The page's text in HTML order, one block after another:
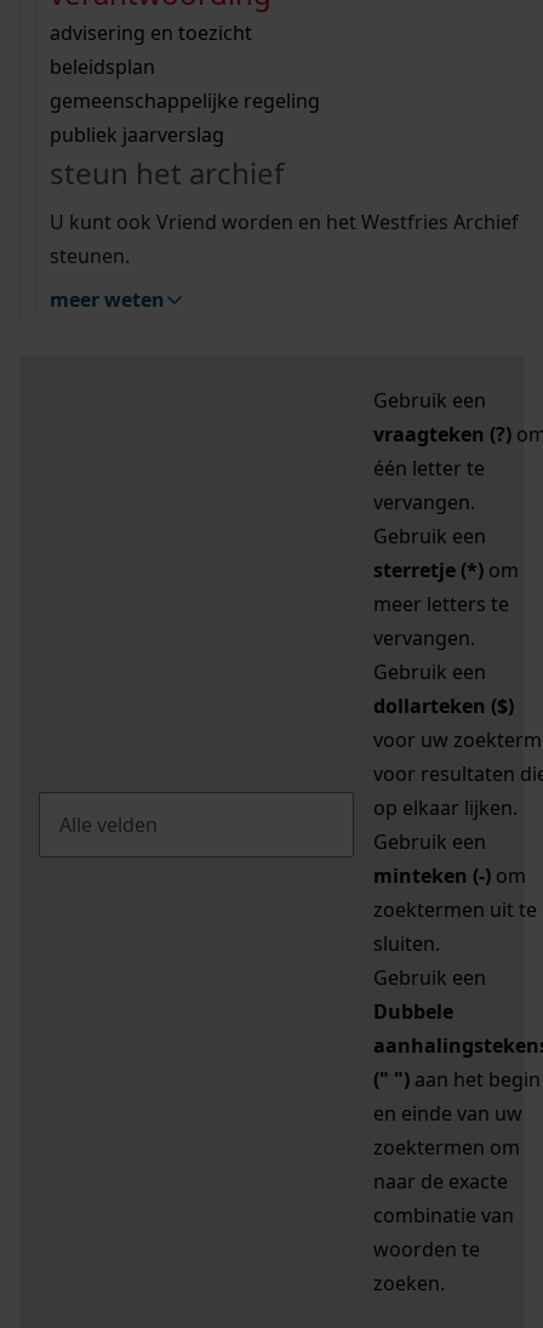
bouwvergunningen
omgevingsvergunningen
vergunningen
beeld en geluid
uitleg nodig?
Wij helpen u op weg met een aantal zoektips.
bekijk alle zoektips
Wij helpen u op weg met een aantal zoektips.
bekijk alle zoektips
bekijk ons geschiedenislokaal
advisering en toezicht
beleidsplan
gemeenschappelijke regeling
publiek jaarverslag
steun het archief
U kunt ook Vriend worden en het Westfries Archief
steunen.
meer weten
zoektips
Mijn Studiezaal (inloggen)
uw zoekopdracht te
Gebruik een
vraagteken (?)
één letter te
vervangen.
Gebruik een
sterretje (*) om
meer letters te
vervangen.
Gebruik een
dollarteken ($)
voor uw zoekterm
voor resultaten
op elkaar lijken.
Gebruik een
minteken (-) om
zoektermen uit te
sluiten.
Gebruik een
Dubbele
(" ") aan het begin
en einde van uw
zoektermen om
naar de exacte
combinatie van
woorden te
zoeken.